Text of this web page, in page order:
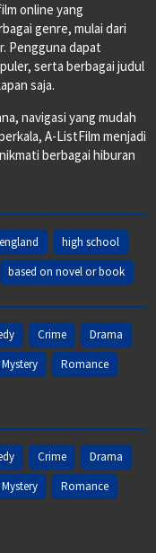
online yang
genre, mulai dari
Pengguna dapat
serta berbagai judul
saja.
navigasi yang mudah
A-ListFilm menjadi
berbagai hiburan
england
high school
based on novel or book
Crime
Drama
Mystery
Romance
Crime
Drama
Mystery
Romance